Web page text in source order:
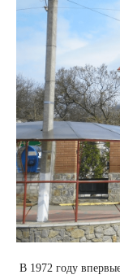
В 1972 году